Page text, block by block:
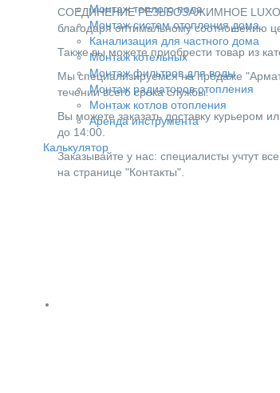
Монтаж теплого пола
Монтаж систем отопления дома
Канализация для частного дома
Монтаж котельных
Монтаж фильтров для воды
Монтаж радиаторов отопления
Монтаж котлов отопления
Аренда инструмента
Калькулятор
СОЕДИНЕНИЕ РЕЗЬБОЗАЖИМНОЕ LUXOR
благодаря оптимальному соотношению
Также вы можете приобрести товар из
Мы специализируемся на продаже
течении всего срока службы.
Вы можете заказать доставку курьером
до 14:00.
Заказывайте у нас: специалисты учтут
на странице "Контакты".